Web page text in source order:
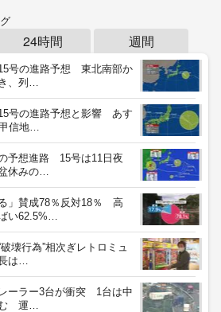
24時間 週間
15号の進路予想 東北南部か
、列…
15号の進路予想と影響 あす
信地…
の予想進路 15号は11日夜
休みの…
」賛成78％反対18％ 高
い62.5%…
破壊行為”相次ぎレトロミュ
は…
ーラー3台が衝突 1台は中
む 運…